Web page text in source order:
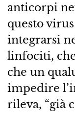
anticorpi
questo
integrarsi
linfociti,
che un
impedire
rileva, “già